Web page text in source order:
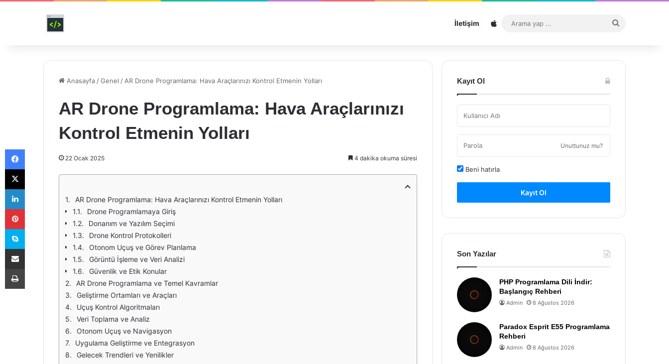
İletişim Sitemap
...
Anasayfa /Genel / AR Drone Programlama: Hava Araçlarınızı Kontrol Etmenin Yolları
AR Drone Programlama: Hava Araçlarınızı
Kontrol Etmenin Yolları
22 Ocak 2025 4 dakika okuma süresi
AR Drone Programlama: Hava Araçlarınızı Kontrol Etmenin Yolları
Drone Programlamaya Giriş
Donanım ve Yazılım Seçimi
Drone Kontrol Protokolleri
Otonom Uçuş ve Görev Planlama
Görüntü İşleme ve Veri Analizi
Güvenlik ve Etik Konular
AR Drone Programlama ve Temel Kavramlar
Geliştirme Ortamları ve Araçları
Uçuş Kontrol Algoritmaları
Veri Toplama ve Analiz
Otonom Uçuş ve Navigasyon
Uygulama Geliştirme ve Entegrasyon
Gelecek Trendleri ve Yenilikler
Kayıt Ol
Unuttunuz mu?
Beni hatırla
Kayıt Ol
Son Yazılar
PHP Programlama Dili İndir:
Başlangıç Rehberi
Admin 8 Ağustos 2026
Paradox Esprit E55 Programlama
Rehberi
Admin 8 Ağustos 2026
Facebook
X
LinkedIn
Pinterest
Skype
E-Posta ile paylaş